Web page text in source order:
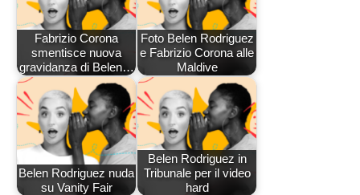
Fabrizio Corona
smentisce nuova
gravidanza di Belen…
Foto Belen Rodriguez
e Fabrizio Corona alle
Maldive
Belen Rodriguez nuda
su Vanity Fair
Belen Rodriguez in
Tribunale per il video
hard